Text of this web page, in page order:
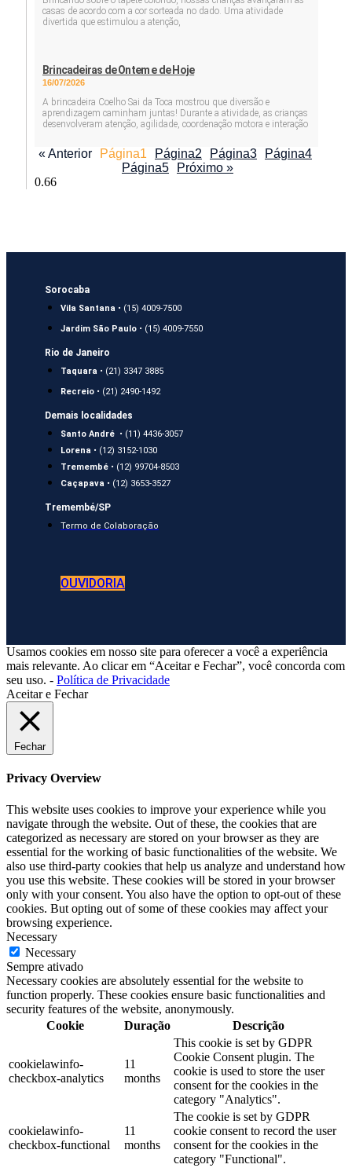
casas de acordo com a cor sorteada no dado. Uma atividade
divertida que estimulou a atenção,
Brincadeiras de Ontem e de Hoje
16/07/2026
A brincadeira Coelho Sai da Toca mostrou que diversão e
aprendizagem caminham juntas! Durante a atividade, as crianças
desenvolveram atenção, agilidade, coordenação motora e interação
« Anterior Página1 Página2 Página3 Página4
Página5 Próximo »
Sorocaba
Vila Santana • (15) 4009-7500
Jardim São Paulo • (15) 4009-7550
Rio de Janeiro
Taquara • (21) 3347 3885
Recreio • (21) 2490-1492
Demais localidades
Santo André • (11) 4436-3057
Lorena • (12) 3152-1030
Tremembé • (12) 99704-8503
Caçapava • (12) 3653-3527
Tremembé/SP
Termo de Colaboração
OUVIDORIA
Usamos cookies em nosso site para oferecer a você a experiência
mais relevante. Ao clicar em “Aceitar e Fechar”, você concorda com
seu uso. - Política de Privacidade
Aceitar e Fechar
Fechar
Privacy Overview
This website uses cookies to improve your experience while you
navigate through the website. Out of these, the cookies that are
categorized as necessary are stored on your browser as they are
essential for the working of basic functionalities of the website. We
also use third-party cookies that help us analyze and understand how
you use this website. These cookies will be stored in your browser
only with your consent. You also have the option to opt-out of these
cookies. But opting out of some of these cookies may affect your
browsing experience.
Necessary
Necessary
Sempre ativado
Necessary cookies are absolutely essential for the website to
function properly. These cookies ensure basic functionalities and
security features of the website, anonymously.
Cookie
Duração Descrição
cookielawinfo-
checkbox-analytics
11
months
This cookie is set by GDPR
Cookie Consent plugin. The
cookie is used to store the user
consent for the cookies in the
category "Analytics".
cookielawinfo-
checkbox-functional
11
months
The cookie is set by GDPR
cookie consent to record the user
consent for the cookies in the
category "Functional".